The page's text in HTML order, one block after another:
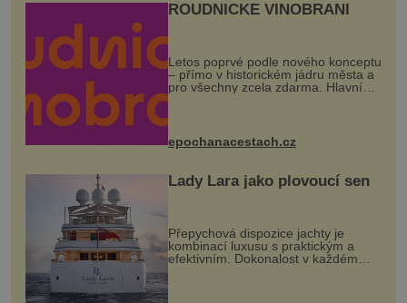
ROUDNICKÉ VINOBRANÍ
Letos poprvé podle nového konceptu
– přímo v historickém jádru města a
pro všechny zcela zdarma. Hlavní
program se odehraje na Karlově a
mohou těšit na víno, burčák, pes...
epochanacestach.cz
Lady Lara jako plovoucí sen
Přepychová dispozice jachty je
kombinací luxusu s praktickým a
efektivním. Dokonalost v každém
detailu představuje značka Fendi
Casa, kterou byly vybaveny její
paluby. Monacký přístav nabízí